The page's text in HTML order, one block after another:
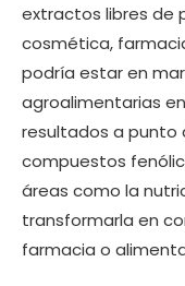
extractos libres de
cosmética,
podría estar en
agroalimentarias
resultados a punto
compuestos
áreas como la
transformarla en
farmacia o